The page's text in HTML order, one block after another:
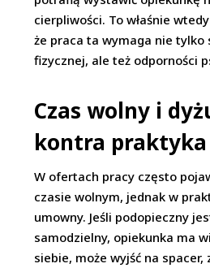
cierpliwości. To właśnie
że praca ta wymaga nie tylko
fizycznej, ale też odporności
Czas wolny i
kontra praktyka
W ofertach pracy często
czasie wolnym, jednak w
umowny. Jeśli podopieczny
samodzielny, opiekunka ma
siebie, może wyjść na spacer,